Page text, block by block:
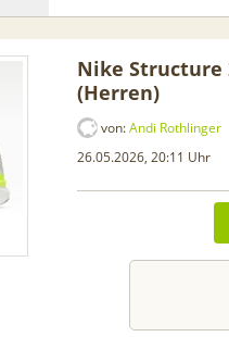
Nike Structure
(Herren)
von:Andi Rothlinger
26.05.2026, 20:11 Uhr